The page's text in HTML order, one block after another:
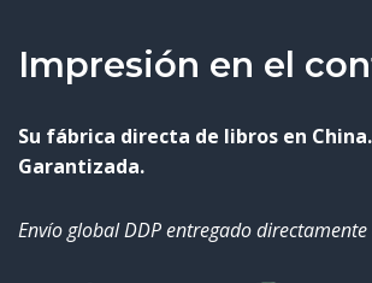
Impresión en el
Su fábrica directa de libros en
Garantizada.
Envío global DDP entregado